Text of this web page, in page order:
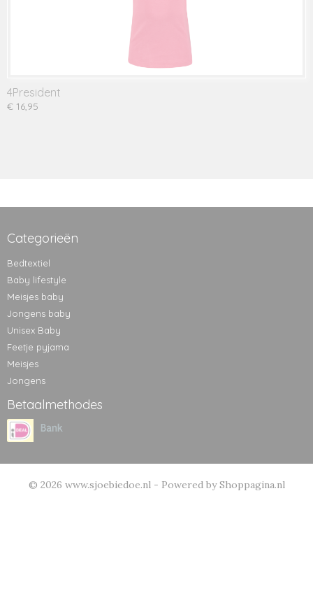
4President
€ 16,95
Categorieën
Bedtextiel
Baby lifestyle
Meisjes baby
Jongens baby
Unisex Baby
Feetje pyjama
Meisjes
Jongens
Betaalmethodes
© 2026 www.sjoebiedoe.nl - Powered by Shoppagina.nl